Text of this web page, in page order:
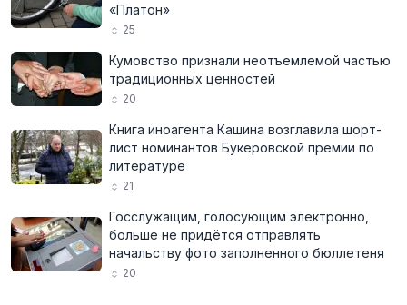
«Платон»
25
Кумовство признали неотъемлемой частью
традиционных ценностей
20
Книга иноагента Кашина возглавила шорт-
лист номинантов Букеровской премии по
литературе
21
Госслужащим, голосующим электронно,
больше не придётся отправлять
начальству фото заполненного бюллетеня
20